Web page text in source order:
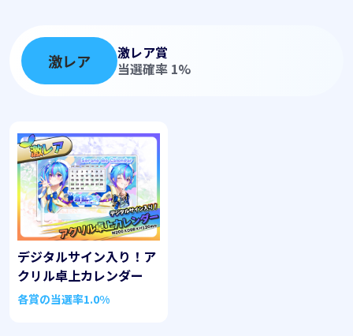
激レア
激レア賞
当選確率 1%
デジタルサイン入り！ア
クリル卓上カレンダー
各賞の当選率1.0%